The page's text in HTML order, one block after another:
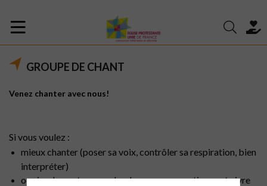
GROUPE DE CHANT
Venez chanter avec nous!
Si vous voulez :
mieux chanter (poser sa voix, contrôler sa respiration, bien
interpréter)
ou simplement apprendre de nouveaux cantiques et vivre